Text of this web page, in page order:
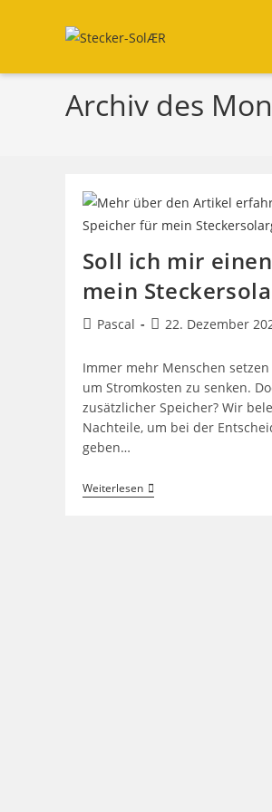
Archiv des
Soll ich mir
mein
Beitrags-
Pascal
Beitrag
22. Dezember
Immer mehr Menschen
um Stromkosten zu senken.
zusätzlicher Speicher? Wir
Nachteile, um bei der
geben…
WeiterlesenSoll
Ich